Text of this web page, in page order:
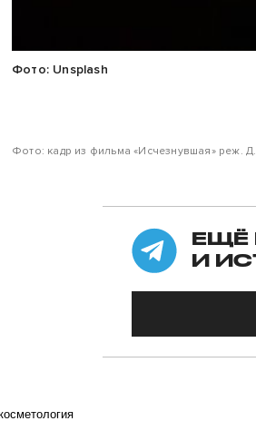
Фото: Unsplash
Фото: кадр из фильма «Исчезнувшая» реж.
ЕЩЁ
И